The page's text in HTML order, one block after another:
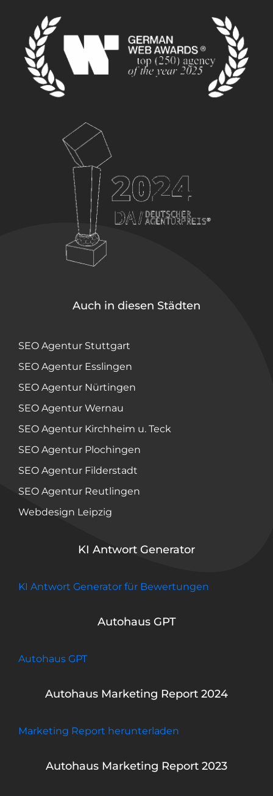
Auch in diesen Städten
SEO Agentur Stuttgart
SEO Agentur Esslingen
SEO Agentur Nürtingen
SEO Agentur Wernau
SEO Agentur Kirchheim u. Teck
SEO Agentur Plochingen
SEO Agentur Filderstadt
SEO Agentur Reutlingen
Webdesign Leipzig
KI Antwort Generator
KI Antwort Generator für Bewertungen
Autohaus GPT
Autohaus GPT
Autohaus Marketing Report 2024
Marketing Report herunterladen
Autohaus Marketing Report 2023